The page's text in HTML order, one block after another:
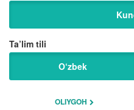
Ta’lim tili
O‘zbek
OLIYGOH